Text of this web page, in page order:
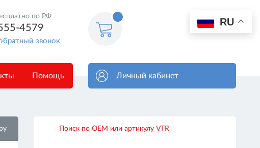
RU
по РФ
4579
звонок
Помощь Личный кабинет
Поиск по OEM или артикулу VTR